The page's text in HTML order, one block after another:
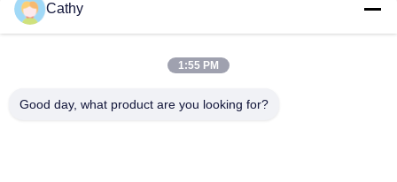
Galvanisierte Runde Kegel Top Schornsteinkappe mit
Bildschirm Kamin Abgaskappe anpassen
Verzinkte Platten Staubentnahme Rohr Staubentnahme
Cathy
1:55 PM
Good day, what product are you looking for?